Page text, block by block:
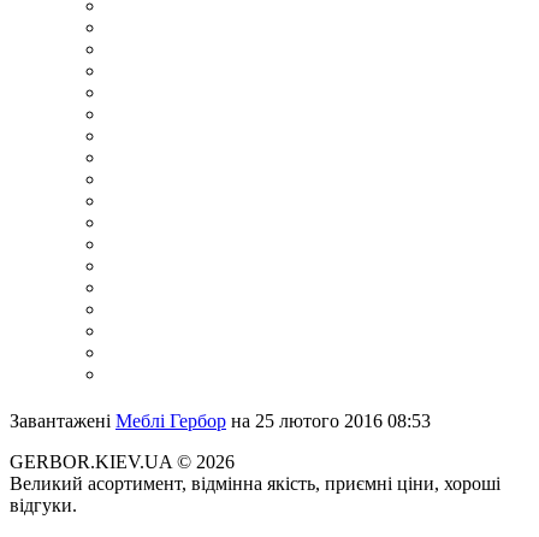
Завантажені Меблі Гербор на 25 лютого 2016 08:53
GERBOR.KIEV.UA © 2026
Великий асортимент, відмінна якість, приємні ціни, хороші
відгуки.